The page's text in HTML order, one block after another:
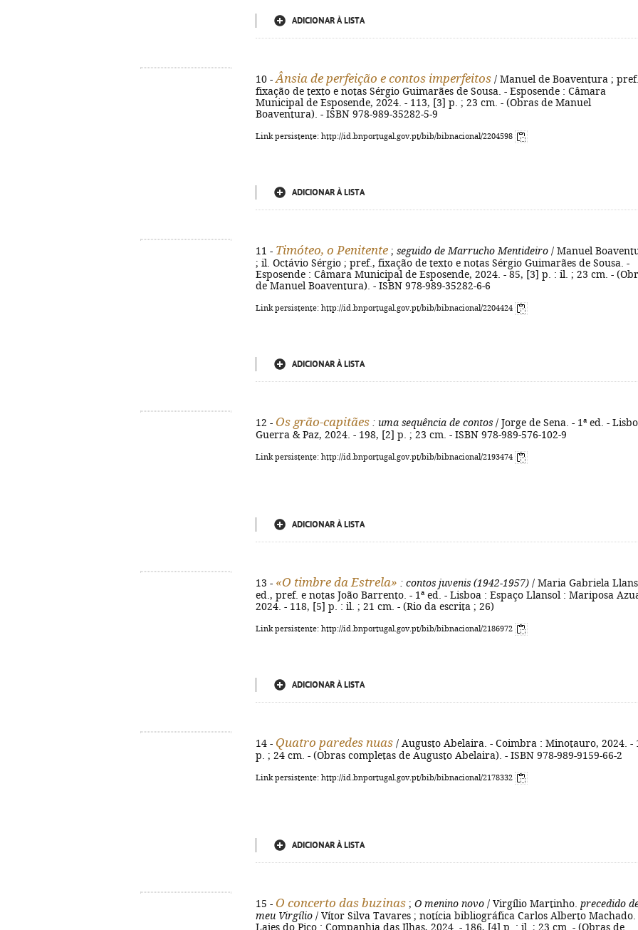
ADICIONAR À LISTA
10 - Ânsia de perfeição e contos imperfeitos / Manuel de Boaventura ;
fixação de texto e notas Sérgio Guimarães de Sousa. - Esposende : Câmara
Municipal de Esposende, 2024. - 113, [3] p. ; 23 cm. - (Obras de Manuel
Boaventura). - ISBN 978-989-35282-5-9
Link persistente: http://id.bnportugal.gov.pt/bib/bibnacional/2204598
ADICIONAR À LISTA
11 - Timóteo, o Penitente ; seguido de Marrucho Mentideiro / Manuel
; il. Octávio Sérgio ; pref., fixação de texto e notas Sérgio Guimarães de Sousa. -
Esposende : Câmara Municipal de Esposende, 2024. - 85, [3] p. : il. ; 23 cm. -
de Manuel Boaventura). - ISBN 978-989-35282-6-6
Link persistente: http://id.bnportugal.gov.pt/bib/bibnacional/2204424
ADICIONAR À LISTA
12 - Os grão-capitães : uma sequência de contos / Jorge de Sena. - 1ª ed. -
Guerra & Paz, 2024. - 198, [2] p. ; 23 cm. - ISBN 978-989-576-102-9
Link persistente: http://id.bnportugal.gov.pt/bib/bibnacional/2193474
ADICIONAR À LISTA
13 - «O timbre da Estrela» : contos juvenis (1942-1957) / Maria Gabriela
ed., pref. e notas João Barrento. - 1ª ed. - Lisboa : Espaço Llansol : Mariposa
2024. - 118, [5] p. : il. ; 21 cm. - (Rio da escrita ; 26)
Link persistente: http://id.bnportugal.gov.pt/bib/bibnacional/2186972
ADICIONAR À LISTA
14 - Quatro paredes nuas / Augusto Abelaira. - Coimbra : Minotauro, 2024. -
p. ; 24 cm. - (Obras completas de Augusto Abelaira). - ISBN 978-989-9159-66-2
Link persistente: http://id.bnportugal.gov.pt/bib/bibnacional/2178332
ADICIONAR À LISTA
15 - O concerto das buzinas ; O menino novo / Virgílio Martinho. precedido
meu Virgílio / Vítor Silva Tavares ; notícia bibliográfica Carlos Alberto Machado.
Lajes do Pico : Companhia das Ilhas, 2024. - 186, [4] p. : il. ; 23 cm. - (Obras de